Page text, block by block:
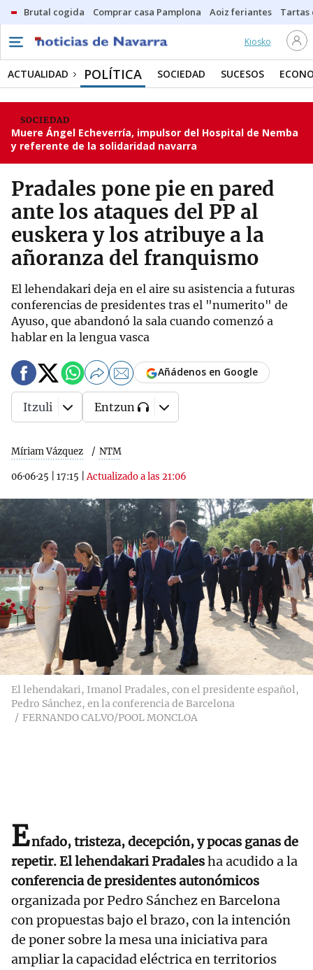
Brutal cogida Comprar casa Pamplona Aoiz feriantes Tartas
Kiosko
ACTUALIDAD POLÍTICA SOCIEDAD SUCESOS
SOCIEDAD
Muere Ángel Echeverría, impulsor del Hospital de Nemba
y referente de la solidaridad navarra
Pradales pone pie en pared
ante los ataques del PP al
euskera y los atribuye a la
añoranza del franquismo
El lehendakari deja en el aire su asistencia a futuras
conferencias de presidentes tras el "numerito" de
Ayuso, que abandonó la sala cuando comenzó a
hablar en la lengua vasca
Míriam Vázquez NTM
06·06·25 17:15 |Actualizado a las 21:06
Añádenos en Google
Itzuli Entzun
El lehendakari, Imanol Pradales, con el presidente español,
Pedro Sánchez, en la conferencia de Barcelona
FERNANDO CALVO/POOL MONCLOA
Enfado, tristeza, decepción, y pocas ganas de
repetir. El lehendakari Pradalesha acudido a la
conferencia de presidentes autonómicos
organizada por Pedro Sánchez en Barcelona
con propuestas bajo el brazo, con la intención
de poner sobre la mesa una iniciativa para
ampliar la capacidad eléctrica en territorios